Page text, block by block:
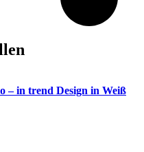
– in trend Design in Weiß